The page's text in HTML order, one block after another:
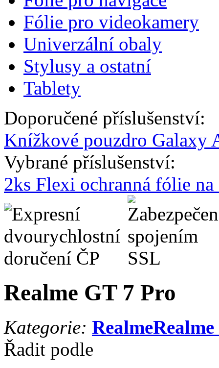
Fólie pro videokamery
Univerzální obaly
Stylusy a ostatní
Tablety
Doporučené příslušenství:
Knížkové pouzdro Galaxy
Vybrané příslušenství:
2ks Flexi ochranná fólie
Realme GT 7 Pro
Kategorie: Realme
Řadit podle